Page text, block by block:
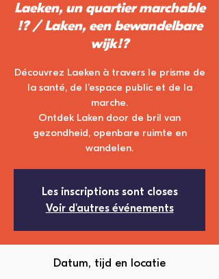
Laeken, un quartier marchable
!? / Laken, een bewandelbare
wijk!?
Découvrez Laeken à travers le prisme de
la santé, de l’espace public et de la
marche.
Ontdek Laken door de bril van
gezondheid, openbare ruimte en
wandelen.
Les inscriptions sont closes
Voir d'autres événements
Datum, tijd en locatie